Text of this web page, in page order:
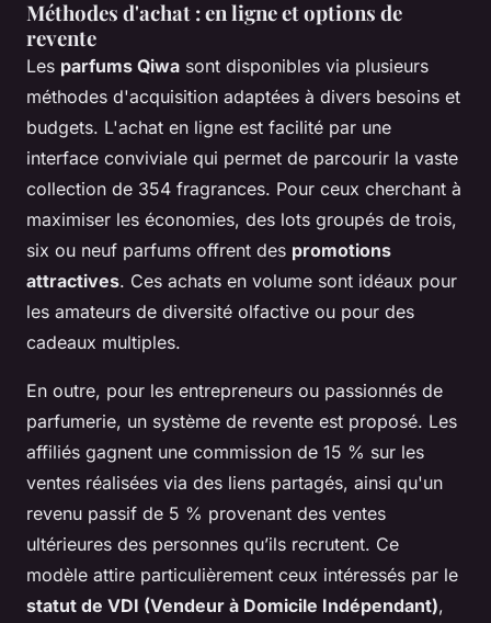
Méthodes d'achat : en ligne et options de
revente
Les parfums Qiwa sont disponibles via plusieurs
méthodes d'acquisition adaptées à divers besoins et
budgets. L'achat en ligne est facilité par une
interface conviviale qui permet de parcourir la vaste
collection de 354 fragrances. Pour ceux cherchant à
maximiser les économies, des lots groupés de trois,
six ou neuf parfums offrent des promotions
attractives. Ces achats en volume sont idéaux pour
les amateurs de diversité olfactive ou pour des
cadeaux multiples.
En outre, pour les entrepreneurs ou passionnés de
parfumerie, un système de revente est proposé. Les
affiliés gagnent une commission de 15 % sur les
ventes réalisées via des liens partagés, ainsi qu'un
revenu passif de 5 % provenant des ventes
ultérieures des personnes qu’ils recrutent. Ce
modèle attire particulièrement ceux intéressés par le
statut de VDI (Vendeur à Domicile Indépendant),